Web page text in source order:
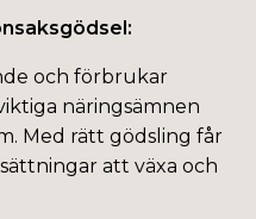
och förbrukar
näringsämnen
Med rätt gödsling får
att växa och